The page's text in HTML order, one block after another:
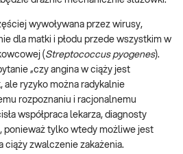
wywoływana przez wirusy,
dla matki i płodu przede wszystkim w
( Streptococcus pyogenes).
„czy angina w ciąży jest
ale ryzyko można radykalnie
rozpoznaniu i racjonalnemu
współpraca lekarza, diagnosty
ponieważ tylko wtedy możliwe jest
zwalczenie zakażenia.